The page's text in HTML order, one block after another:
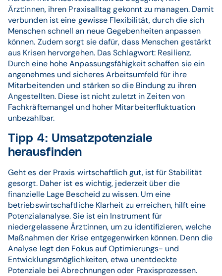
Ärzt:innen, ihren Praxisalltag gekonnt zu managen. Damit
verbunden ist eine gewisse Flexibilität, durch die sich
Menschen schnell an neue Gegebenheiten anpassen
können. Zudem sorgt sie dafür, dass Menschen gestärkt
aus Krisen hervorgehen. Das Schlagwort: Resilienz.
Durch eine hohe Anpassungsfähigkeit schaffen sie ein
angenehmes und sicheres Arbeitsumfeld für ihre
Mitarbeitenden und stärken so die Bindung zu ihren
Angestellten. Diese ist nicht zuletzt in Zeiten von
Fachkräftemangel und hoher Mitarbeiterfluktuation
unbezahlbar.
Tipp 4: Umsatzpotenziale
herausfinden
Geht es der Praxis wirtschaftlich gut, ist für Stabilität
gesorgt. Daher ist es wichtig, jederzeit über die
finanzielle Lage Bescheid zu wissen. Um eine
betriebswirtschaftliche Klarheit zu erreichen, hilft eine
Potenzialanalyse. Sie ist ein Instrument für
niedergelassene Ärzt:innen, um zu identifizieren, welche
Maßnahmen der Krise entgegenwirken können. Denn die
Analyse legt den Fokus auf Optimierungs- und
Entwicklungsmöglichkeiten, etwa unentdeckte
Potenziale bei Abrechnungen oder Praxisprozessen.